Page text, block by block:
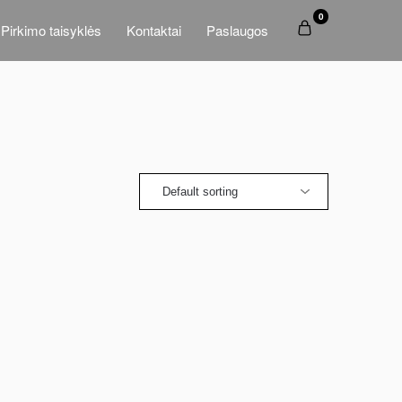
Pirkimo taisyklės Kontaktai Paslaugos
0